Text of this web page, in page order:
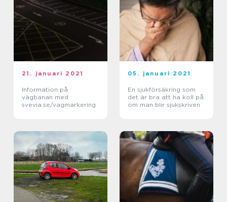
21. januari 2021
Information på
vägbanan med
svevia.se/vagmarkering
05. januari 2021
En sjukförsäkring som
det är bra att ha koll på
om man blir sjukskriven